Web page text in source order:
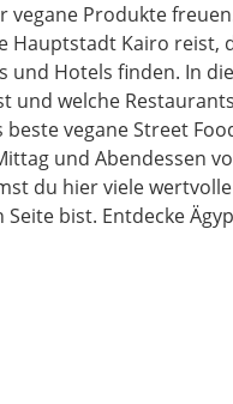
vegane Produkte
Hauptstadt Kairo reist,
und Hotels finden. In
und welche
vegane Street
und Abendessen
du hier viele
bist. Entdecke